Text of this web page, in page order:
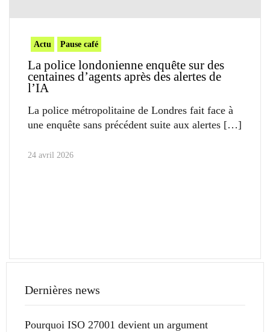
Actu Pause café
La police londonienne enquête sur des
centaines d’agents après des alertes de
l’IA
La police métropolitaine de Londres fait face à
une enquête sans précédent suite aux alertes
24 avril 2026
Dernières news
Pourquoi ISO 27001 devient un argument